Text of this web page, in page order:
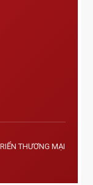
THƯƠNG MẠI